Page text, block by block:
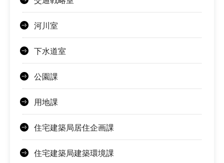
河川室
下水道室
公園課
用地課
住宅建築局居住企画課
住宅建築局建築環境課